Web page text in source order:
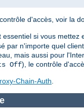
d'accès, voir la
si vous
par n'importe quel
mais aussi pour
Off), le contrôle
Chain-Auth